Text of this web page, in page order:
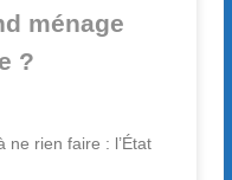
ménage
?
ne rien faire : l’État